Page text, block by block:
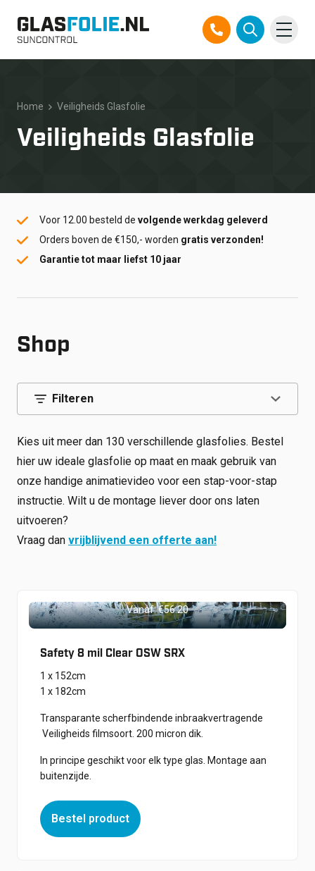
inhoud
Referenties
Over ons
Over ons
Official Partner TEGO
Werken bij
Contact
FAQ
Shop
Home Veiligheids Glasfolie
Veiligheids Glasfolie
Voor 12.00 besteld de volgende werkdag geleverd
Orders boven de €150,- worden gratis verzonden!
Garantie tot maar liefst 10 jaar
Shop
Filteren
Veiligheids Glasfolie Binnenkwaliteit
Kies uit meer dan 130 verschillende glasfolies. Bestel
hier uw ideale glasfolie op maat en maak gebruik van
onze handige animatievideo voor een stap-voor-stap
instructie. Wilt u de montage liever door ons laten
uitvoeren?
Vraag dan vrijblijvend een offerte aan!
Vanaf:€56.20
Safety 8 mil Clear OSW SRX
1 x 152cm
1 x 182cm
Transparante scherfbindende inbraakvertragende
Veiligheids filmsoort. 200 micron dik.
In principe geschikt voor elk type glas. Montage aan
buitenzijde.
Bestel product